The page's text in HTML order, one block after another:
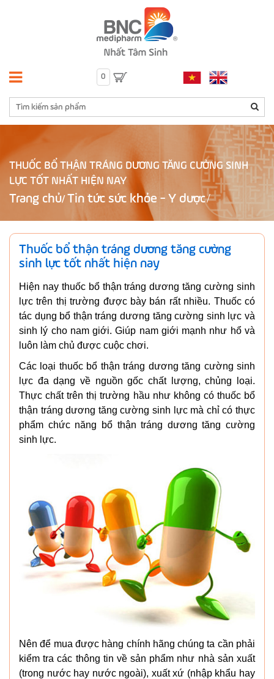
0
THUỐC BỔ THẬN TRÁNG DƯƠNG TĂNG CƯỜNG SINH
LỰC TỐT NHẤT HIỆN NAY
Trang chủ/ Tin tức sức khỏe - Y dược
Thuốc bổ thận tráng dương tăng cường
sinh lực tốt nhất hiện nay
Hiện nay thuốc bổ thận tráng dương tăng cường sinh
lực trên thị trường được bày bán rất nhiều. Thuốc có
tác dụng bổ thận tráng dương tăng cường sinh lực và
sinh lý cho nam giới. Giúp nam giới mạnh như hổ và
luôn làm chủ được cuộc chơi.
Các loại thuốc bổ thận tráng dương tăng cường sinh
lực đa dạng về nguồn gốc chất lượng, chủng loại.
Thực chất trên thị trường hầu như không có thuốc bổ
thận tráng dương tăng cường sinh lực mà chỉ có thực
phẩm chức năng bổ thận tráng dương tăng cường
sinh lực.
Nên để mua được hàng chính hãng chúng ta cần phải
kiểm tra các thông tin về sản phẩm như nhà sản xuất
(trong nước hay nước ngoài), xuất xứ (nhập khẩu hay